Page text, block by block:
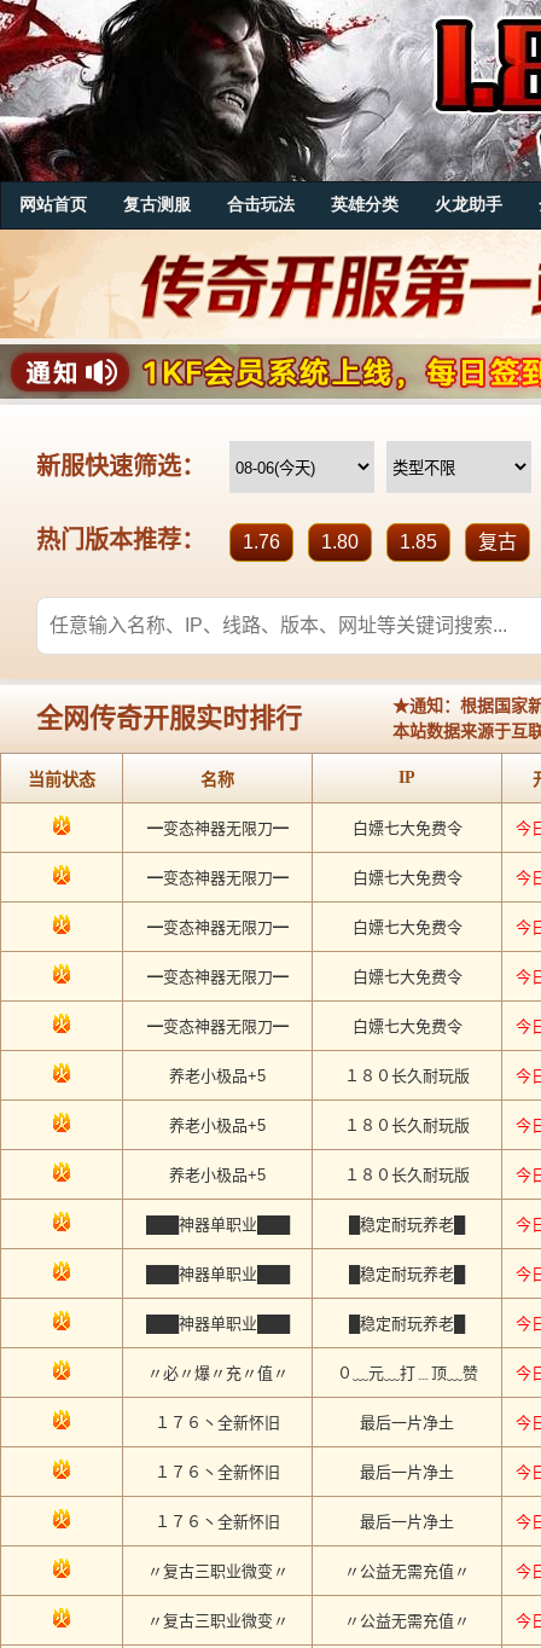
网站首页 复古测服 合击玩法 英雄分类 火龙助手